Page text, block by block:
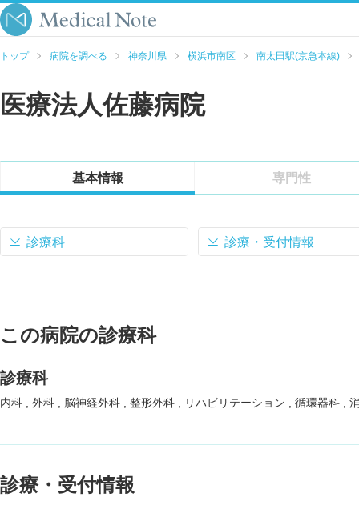
トップ 病院を調べる 神奈川県 横浜市南区 南太田駅(京急本線)
医療法人佐藤病院
基本情報 専門性
診療科 診療・受付情報
この病院の診療科
診療科
内科 外科 脳神経外科 整形外科 リハビリテーション 循環器科
診療・受付情報